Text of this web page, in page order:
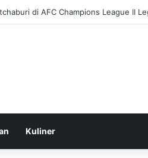
di AFC Champions League II
Kuliner